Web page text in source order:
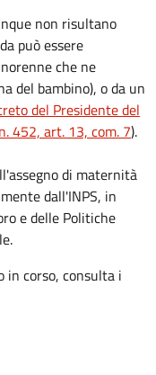
non risultano
può essere
che ne
del bambino), o da un
del Presidente del
452, art. 13, com. 7).
di maternità
dall'INPS, in
e delle Politiche
in corso, consulta i